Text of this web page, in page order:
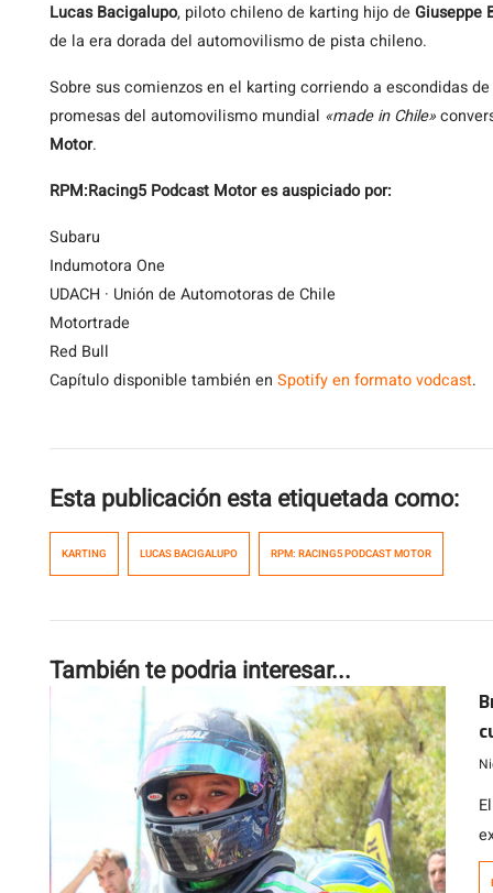
Lucas Bacigalupo, piloto chileno de karting hijo de Giuseppe
de la era dorada del automovilismo de pista chileno.
Sobre sus comienzos en el karting corriendo a escondidas
promesas del automovilismo mundial «made in Chile»
Motor.
RPM:Racing5 Podcast Motor es auspiciado por:
Subaru
Indumotora One
UDACH · Unión de Automotoras de Chile
Motortrade
Red Bull
Capítulo disponible también en Spotify en formato vodcast.
Esta publicación esta etiquetada como:
KARTING LUCAS BACIGALUPO RPM: RACING5 PODCAST MOTOR
También te podria interesar...